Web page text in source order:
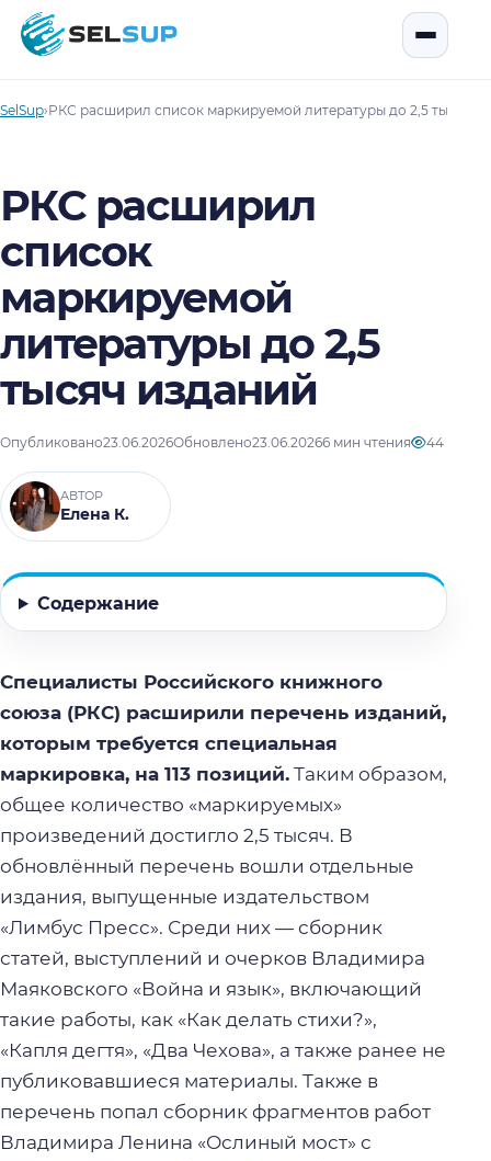
SelSup
SelSup›РКС расширил список маркируемой литературы до 2,5 тысяч
РКС расширил
список
маркируемой
литературы до 2,5
тысяч изданий
Опубликовано23.06.2026Обновлено23.06.20266 мин чтения 44
АВТОР
Елена К.
Содержание
Специалисты Российского книжного
союза (РКС) расширили перечень изданий,
которым требуется специальная
маркировка, на 113 позиций. Таким образом,
общее количество «маркируемых»
произведений достигло 2,5 тысяч. В
обновлённый перечень вошли отдельные
издания, выпущенные издательством
«Лимбус Пресс». Среди них — сборник
статей, выступлений и очерков Владимира
Маяковского «Война и язык», включающий
такие работы, как «Как делать стихи?»,
«Капля дегтя», «Два Чехова», а также ранее не
публиковавшиеся материалы. Также в
перечень попал сборник фрагментов работ
Владимира Ленина «Ослиный мост» с